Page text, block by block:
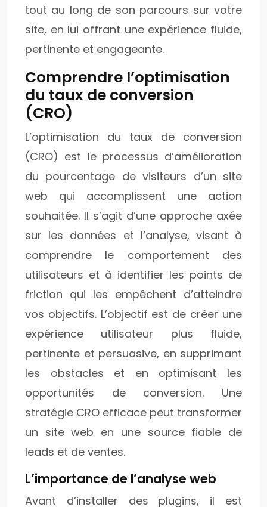
tout au long de son parcours sur votre
site, en lui offrant une expérience fluide,
pertinente et engageante.
Comprendre l’optimisation
du taux de conversion
(CRO)
L’optimisation du taux de conversion
(CRO) est le processus d’amélioration
du pourcentage de visiteurs d’un site
web qui accomplissent une action
souhaitée. Il s’agit d’une approche axée
sur les données et l’analyse, visant à
comprendre le comportement des
utilisateurs et à identifier les points de
friction qui les empêchent d’atteindre
vos objectifs. L’objectif est de créer une
expérience utilisateur plus fluide,
pertinente et persuasive, en supprimant
les obstacles et en optimisant les
opportunités de conversion. Une
stratégie CRO efficace peut transformer
un site web en une source fiable de
leads et de ventes.
L’importance de l’analyse web
Avant d’installer des plugins, il est